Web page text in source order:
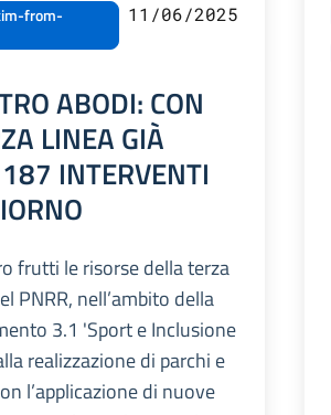
from-
11/06/2025
ABODI: CON
LINEA GIÀ
INTERVENTI
frutti le risorse della terza
PNRR, nell’ambito della
3.1 'Sport e Inclusione
realizzazione di parchi e
l’applicazione di nuove